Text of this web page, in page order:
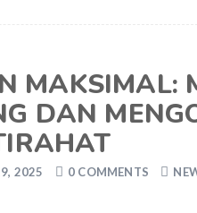
MAKSIMAL:
DAN
2025 0 COMMENTS